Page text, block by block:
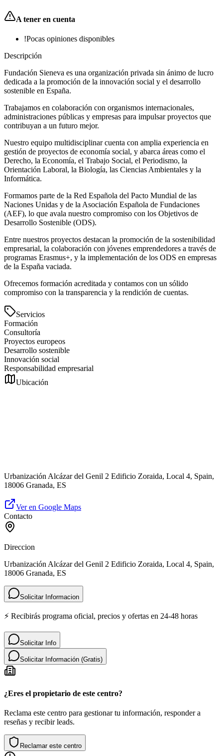
A tener en cuenta
!Pocas opiniones disponibles
Descripción
Fundación Sieneva es una organización privada sin ánimo de lucro
dedicada a la promoción de la innovación social y el desarrollo
sostenible en España.
Trabajamos en colaboración con organismos internacionales,
administraciones públicas y empresas para impulsar proyectos que
contribuyan a un futuro mejor.
Nuestro equipo multidisciplinar cuenta con amplia experiencia en
gestión de proyectos de economía social, y abarca áreas como el
Derecho, la Economía, el Trabajo Social, el Periodismo, la
Orientación Laboral, la Biología, las Ciencias Ambientales y la
Informática.
Formamos parte de la Red Española del Pacto Mundial de las
Naciones Unidas y de la Asociación Española de Fundaciones
(AEF), lo que avala nuestro compromiso con los Objetivos de
Desarrollo Sostenible (ODS).
Entre nuestros proyectos destacan la promoción de la sostenibilidad
empresarial, la colaboración con jóvenes emprendedores a través de
programas Erasmus+, y la implementación de los ODS en empresas
de la España vaciada.
Ofrecemos formación acreditada y contamos con un sólido
compromiso con la transparencia y la rendición de cuentas.
Servicios
Formación
Consultoría
Proyectos europeos
Desarrollo sostenible
Innovación social
Responsabilidad empresarial
Ubicación
Urbanización Alcázar del Genil 2 Edificio Zoraida, Local 4, Spain,
18006 Granada, ES
Ver en Google Maps
Contacto
Direccion
Urbanización Alcázar del Genil 2 Edificio Zoraida, Local 4, Spain,
18006 Granada, ES
Solicitar Informacion
⚡ Recibirás programa oficial, precios y ofertas en 24-48 horas
Solicitar Info
Solicitar Información (Gratis)
¿Eres el propietario de este centro?
Reclama este centro para gestionar tu información, responder a
reseñas y recibir leads.
Reclamar este centro